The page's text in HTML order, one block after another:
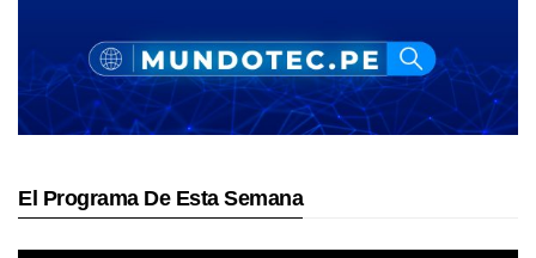
El Programa De Esta Semana